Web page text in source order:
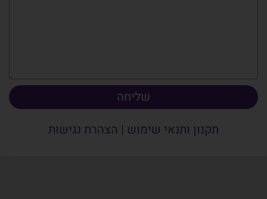
שליחה
תקנון ותנאי שימוש | הצהרת נגישות